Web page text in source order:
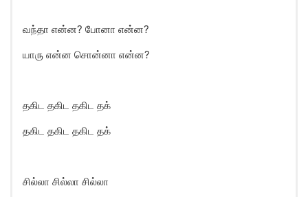
வந்தா என்ன? போனா என்ன?
யாரு என்ன சொன்னா என்ன?
தகிட தகிட தகிட தக்
தகிட தகிட தகிட தக்
சில்லா சில்லா சில்லா